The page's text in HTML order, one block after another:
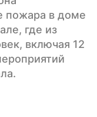
пожара в доме
где из
включая 12